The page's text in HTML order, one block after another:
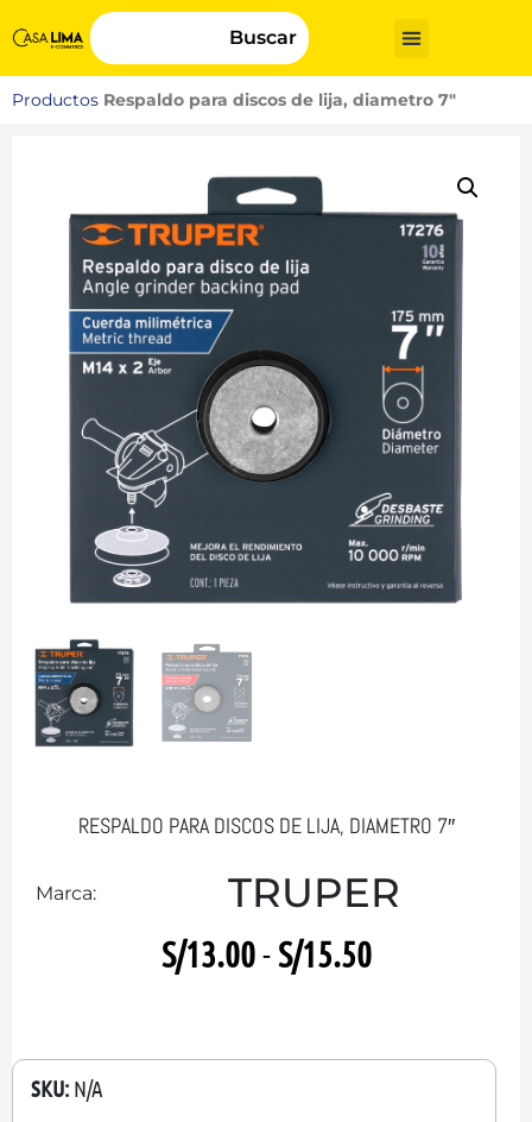
Buscar
Productos Respaldo para discos de lija, diametro 7″
RESPALDO PARA DISCOS DE LIJA, DIAMETRO 7″
Marca: TRUPER
S/13.00- S/15.50
SKU: N/A